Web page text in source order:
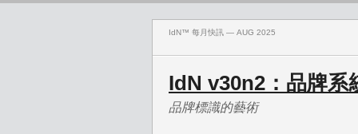
IdN™ 每月快訊 — AUG 2025
IdN v30n2：品牌系
品牌標識的藝術